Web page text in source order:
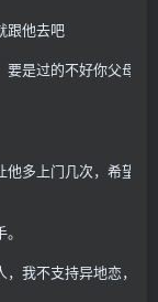
跟他去吧
要是过的不好你父母也
多上门几次，希望
我不支持异地恋，